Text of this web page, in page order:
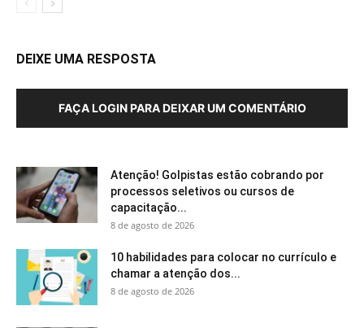
DEIXE UMA RESPOSTA
FAÇA LOGIN PARA DEIXAR UM COMENTÁRIO
Atenção! Golpistas estão cobrando por
processos seletivos ou cursos de
capacitação...
8 de agosto de 2026
10 habilidades para colocar no currículo e
chamar a atenção dos...
8 de agosto de 2026